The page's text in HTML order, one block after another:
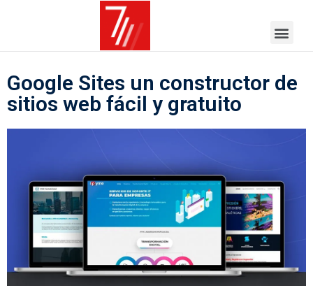
Google Sites un constructor de
sitios web fácil y gratuito